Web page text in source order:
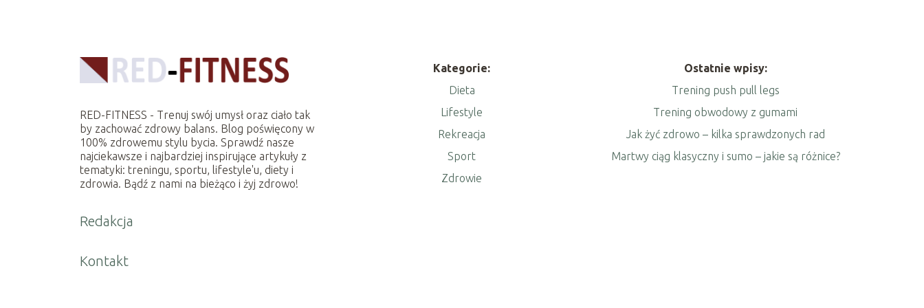
RED-FITNESS - Trenuj swój umysł oraz ciało tak
by zachować zdrowy balans. Blog poświęcony w
100% zdrowemu stylu bycia. Sprawdź nasze
najciekawsze i najbardziej inspirujące artykuły z
tematyki: treningu, sportu, lifestyle'u, diety i
zdrowia. Bądź z nami na bieżąco i żyj zdrowo!
Redakcja
Kontakt
Kategorie:
Dieta
Lifestyle
Rekreacja
Sport
Zdrowie
Ostatnie wpisy:
Trening push pull legs
Trening obwodowy z gumami
Jak żyć zdrowo – kilka sprawdzonych rad
Martwy ciąg klasyczny i sumo – jakie są różnice?